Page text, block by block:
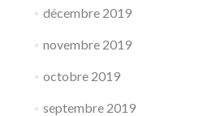
décembre 2019
novembre 2019
octobre 2019
septembre 2019